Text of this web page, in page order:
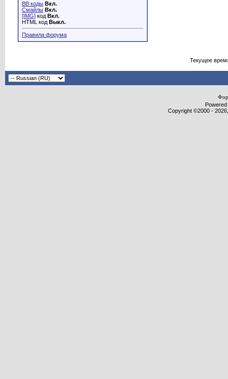
BB коды Вкл.
Смайлы Вкл.
[IMG] код Вкл.
HTML код Выкл.
Правила форума
Текущее
Copyright ©2000 -